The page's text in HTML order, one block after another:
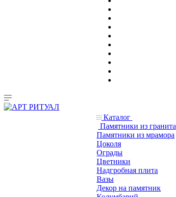
Каталог
Памятники из гранита
Памятники из мрамора
Цоколя
Ограды
Цветники
Надгробная плита
Вазы
Декор на памятник